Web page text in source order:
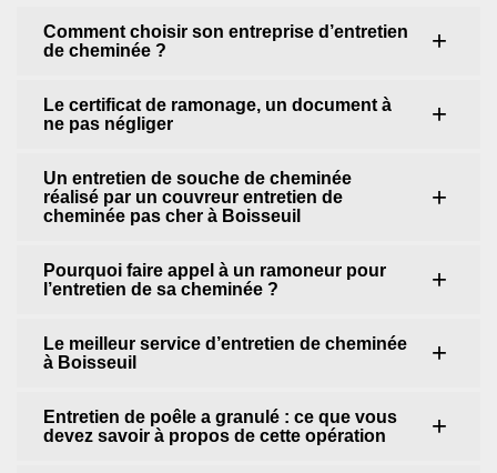
Comment choisir son entreprise d’entretien
de cheminée ?
Le certificat de ramonage, un document à
ne pas négliger
Un entretien de souche de cheminée
réalisé par un couvreur entretien de
cheminée pas cher à Boisseuil
Pourquoi faire appel à un ramoneur pour
l’entretien de sa cheminée ?
Le meilleur service d’entretien de cheminée
à Boisseuil
Entretien de poêle a granulé : ce que vous
devez savoir à propos de cette opération